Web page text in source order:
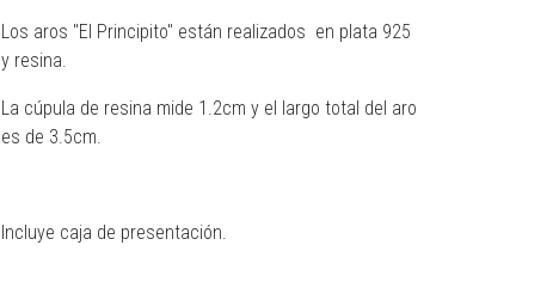
Los aros "El Principito" están realizados en plata 925
y resina.
La cúpula de resina mide 1.2cm y el largo total del aro
es de 3.5cm.
Incluye caja de presentación.